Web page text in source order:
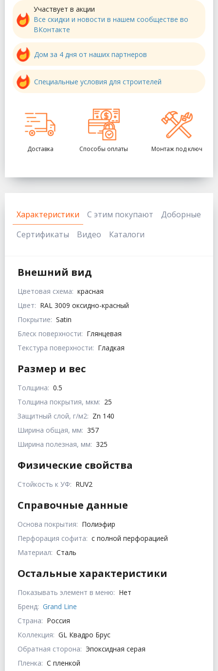
Участвует в акции
Все скидки и новости в нашем сообществе во
ВКонтакте
Дом за 4 дня от наших партнеров
Специальные условия для строителей
Доставка Способы оплаты Монтаж под ключ
Характеристики С этим покупают
Доборные
Сертификаты
Видео Каталоги
Внешний вид
Цветовая схема: красная
Цвет: RAL 3009 оксидно-красный
Покрытие: Satin
Блеск поверхности: Глянцевая
Текстура поверхности: Гладкая
Размер и вес
Толщина: 0.5
Толщина покрытия, мкм: 25
Защитный слой, г/м2: Zn 140
Ширина общая, мм: 357
Ширина полезная, мм: 325
Физические свойства
Стойкость к УФ: RUV2
Справочные данные
Основа покрытия: Полиэфир
Перфорация софита: с полной перфорацией
Материал: Сталь
Остальные характеристики
Показывать элемент в меню: Нет
Бренд: Grand Line
Страна: Россия
Коллекция: GL Квадро Брус
Обратная сторона: Эпоксидная серая
Пленка: С пленкой